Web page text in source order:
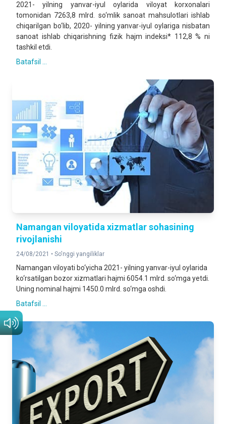
2021- yilning yanvar-iyul oylarida viloyat korxonalari
tomonidan 7263,8 mlrd. so‘mlik sanoat mahsulotlari ishlab
chiqarilgan bo‘lib, 2020- yilning yanvar-iyul oylariga nisbatan
sanoat ishlab chiqarishning fizik hajm indeksi* 112,8 % ni
tashkil etdi.
Batafsil ...
Namangan viloyatida xizmatlar sohasining
rivojlanishi
24/08/2021 • So'nggi yangiliklar
Namangan viloyati bo‘yicha 2021- yilning yanvar-iyul oylarida
ko‘rsatilgan bozor xizmatlari hajmi 6054.1 mlrd. so‘mga yetdi.
Uning nominal hajmi 1450.0 mlrd. so‘mga oshdi.
Batafsil ...